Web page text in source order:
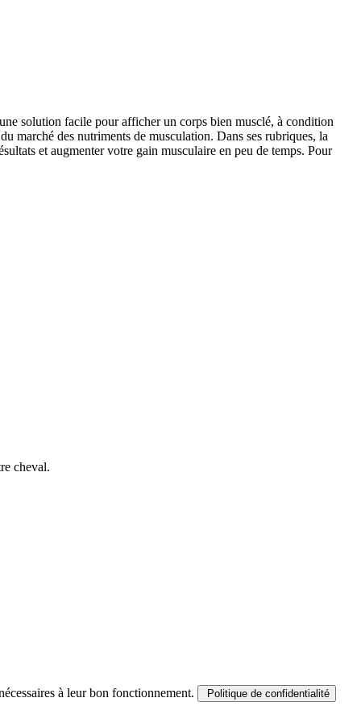
solution facile pour afficher un corps bien musclé, à condition
marché des nutriments de musculation. Dans ses rubriques, la
et augmenter votre gain musculaire en peu de temps. Pour
cheval.
à leur bon fonctionnement. Politique de confidentialité